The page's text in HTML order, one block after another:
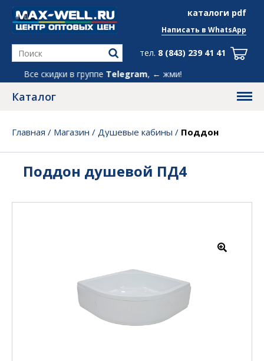
каталоги pdf
info@max-well.ru
Все скидки в группеTelegram, ← жми!
Написать в WhatsApp
тел. 8 (843) 239 41 41
Каталог
Главная / Магазин / Душевые кабины / Поддон
Поддон душевой ПД4